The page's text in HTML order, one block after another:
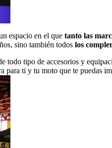
espacio en el que tanto las
sino también todos los
todo tipo de accesorios y
para ti y tu moto que te puedas